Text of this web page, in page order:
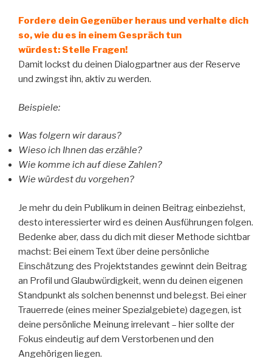
Fordere dein Gegenüber heraus und verhalte dich
so, wie du es in einem Gespräch tun
würdest:Stelle Fragen!
Damit lockst du deinen Dialogpartner aus der Reserve
und zwingst ihn, aktiv zu werden.
Beispiele:
Was folgern wir daraus?
Wieso ich Ihnen das erzähle?
Wie komme ich auf diese Zahlen?
Wie würdest du vorgehen?
Je mehr du dein Publikum in deinen Beitrag einbeziehst,
desto interessierter wird es deinen Ausführungen folgen.
Bedenke aber, dass du dich mit dieser Methode sichtbar
machst: Bei einem Text über deine persönliche
Einschätzung des Projektstandes gewinnt dein Beitrag
an Profil und Glaubwürdigkeit, wenn du deinen eigenen
Standpunkt als solchen benennst und belegst. Bei einer
Trauerrede (eines meiner Spezialgebiete) dagegen, ist
deine persönliche Meinung irrelevant – hier sollte der
Fokus eindeutig auf dem Verstorbenen und den
Angehörigen liegen.